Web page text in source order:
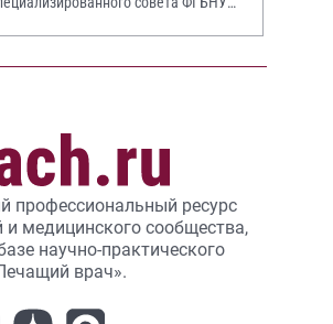
профессиональный ресурс
и медицинского сообщества,
научно-практического
врач».